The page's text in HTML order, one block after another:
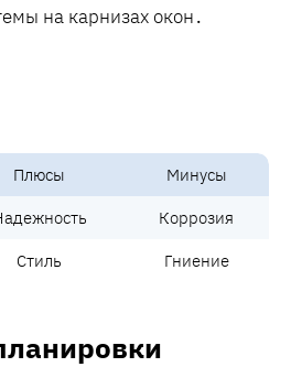
на карнизах окон․
Плюсы Минусы
Коррозия
Стиль Гниение